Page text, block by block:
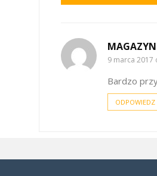
9 marca 2017
Bardzo
ODPOWIEDZ